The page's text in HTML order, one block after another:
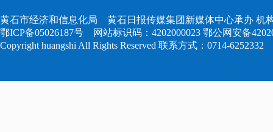
黄石市经济和信息化局 黄石日报传媒集团新媒体中心承办 机
鄂ICP备05026187号 网站标识码：4202000023 鄂公网安备
Copyright huangshi All Rights Reserved 联系方式：0714-6252332